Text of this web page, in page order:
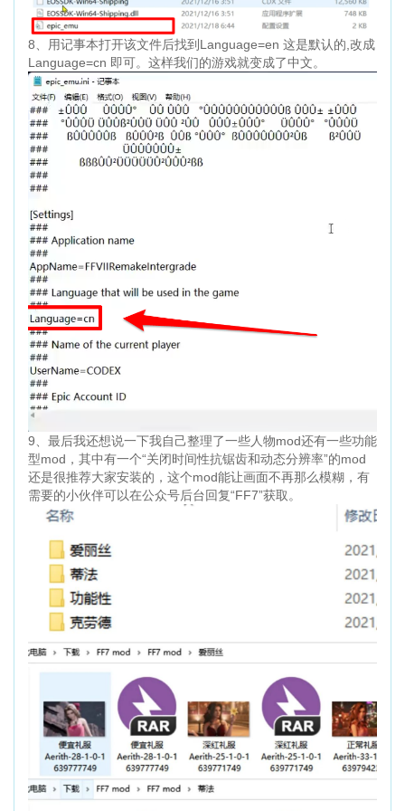
8、用记事本打开该文件后找到Language=en 这是默认的,改成
Language=cn 即可。这样我们的游戏就变成了中文。
9、最后我还想说一下我自己整理了一些人物mod还有一些功能
型mod，其中有一个“关闭时间性抗锯齿和动态分辨率”的mod
还是很推荐大家安装的，这个mod能让画面不再那么模糊，有
需要的小伙伴可以在公众号后台回复“FF7”获取。